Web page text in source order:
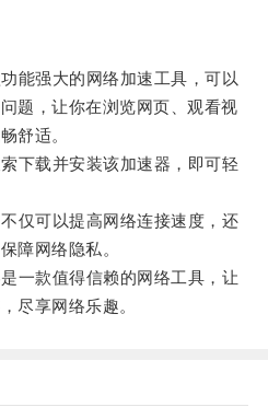
强大的网络加速工具，可以
题，让你在浏览网页、观看视
舒适。
载并安装该加速器，即可轻
可以提高网络连接速度，还
障网络隐私。
款值得信赖的网络工具，让
尽享网络乐趣。